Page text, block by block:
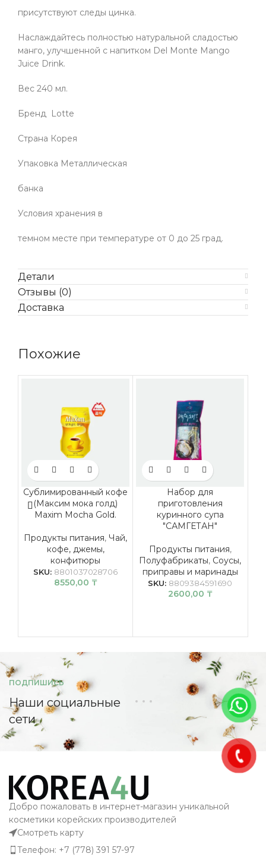
присутствуют следы цинка.
Наслаждайтесь полностью натуральной сладостью
манго, улучшенной с напитком Del Monte Mango
Juice Drink.
Вес 240 мл.
Бренд Lotte
Страна Корея
Упаковка Металлическая
банка
Условия хранения в
темном месте при температуре от 0 до 25 град.
Детали
Отзывы (0)
Доставка
Похожие
Сублимированный кофе
(Максим мока голд)
Maxim Mocha Gold.
Продукты питания, Чай,
кофе, джемы,
конфитюры
SKU: 8801037028706
8550,00 ₸
Набор для
приготовления
куринного супа
"САМГЕТАН"
Продукты питания,
Полуфабрикаты, Соусы,
приправы и маринады
SKU: 8809384591690
2600,00 ₸
ПОДПИШИСЬ
Наши социальные
сети
Добро пожаловать в интернет-магазин уникальной
косметики корейских производителей
Смотреть карту
Телефон: +7 (778) 391 57-97